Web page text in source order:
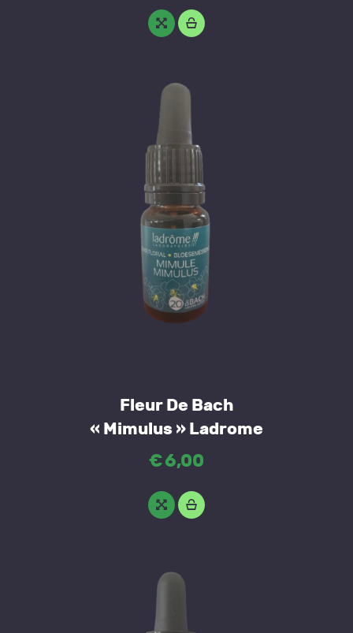
Fleur De Bach
« Mimulus » Ladrome
€6,00